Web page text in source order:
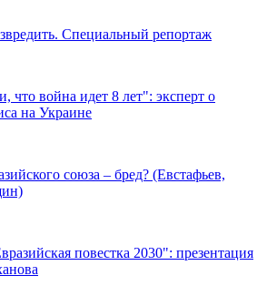
Специальный репортаж
что война идет 8 лет": эксперт о
на Украине
союза – бред? (Евстафьев,
повестка 2030": презентация